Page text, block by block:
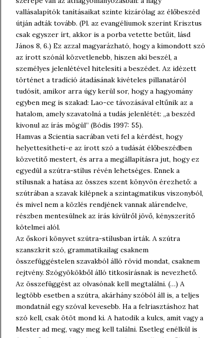
vallásalapítók tanításaikat szinte kizárólag az élőbeszéd
útján adták tovább. (Pl. az evangéliumok szerint Krisztus
csak egyszer írt, akkor is a porba vetette betűit, lásd
János 8, 6.) Ez azzal magyarázható, hogy a kimondott szó
az írott szónál közvetlenebb, hiszen aki beszél, a
személyes jelenlétével hitelesíti a beszédet. Az idézett
történet a tradíció átadásának kivételes pillanatáról
tudósít, amikor arra úgy kerül sor, hogy a hagyomány
egyben meg is szakad: Lao-ce távozásával eltűnik az a
hatalom, amely szavatolná a tudás jelenlétét: „a beszéd
kivonul az írás mögül” (Bódis 1997: 55).
Hamvas a Scientia sacrában veti fel a kérdést, hogy
helyettesítheti-e az írott szó a tudását élőbeszédben
közvetítő mestert, és arra a megállapításra jut, hogy ez
egyedül a szútra-stílus révén lehetséges. Ennek a
stílusnak a hatása az összes szent könyvön érezhető: a
szútrában a szavak kilépnek a szintagmatikus viszonyból,
és mivel nem a közlés rendjének vannak alárendelve,
részben mentesülnek az írás kívülről jövő, kényszerítő
kötelmei alól.
Az őskori könyvet szútra-stílusban írták. A szútra
szanszkrit szó, grammatikailag csaknem
összefüggéstelen szavakból álló rövid mondat, csaknem
rejtvény. Szógyökökből álló titkosírásnak is nevezhető.
Az összefüggést az olvasónak kell megtalálni. (…) A
legtöbb esetben a szútra, akárhány szóból áll is, a teljes
mondatnál egy szóval kevesebb. Ha a felriasztáshoz hat
szó kell, csak ötöt mond ki. A hatodik a kulcs, amit vagy a
Mester ad meg, vagy meg kell találni. Esetleg enélkül is